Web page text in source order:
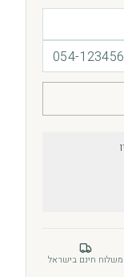
משלוח חינם בישראל